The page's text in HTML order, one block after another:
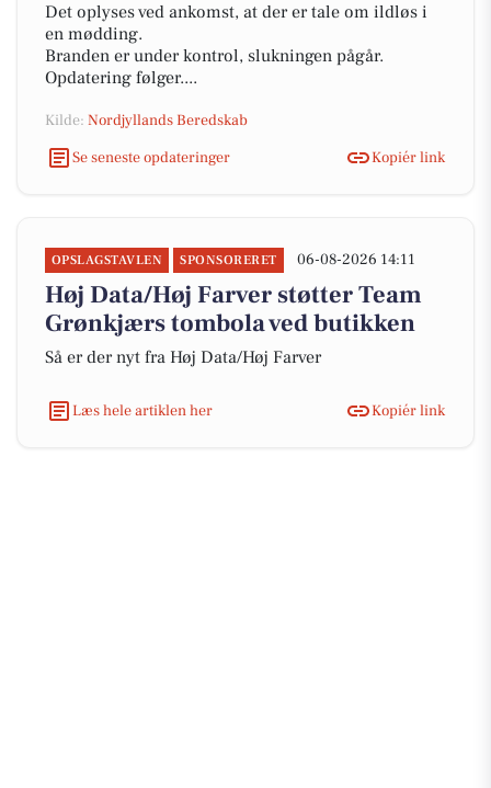
Det oplyses ved ankomst, at der er tale om ildløs i
en mødding.
Branden er under kontrol, slukningen pågår.
Opdatering følger....
Kilde: Nordjyllands Beredskab
Se seneste opdateringer
Kopiér link
OPSLAGSTAVLEN SPONSORERET 06-08-2026 14:11
Høj Data/Høj Farver støtter Team
Grønkjærs tombola ved butikken
Så er der nyt fra Høj Data/Høj Farver
Læs hele artiklen her Kopiér link